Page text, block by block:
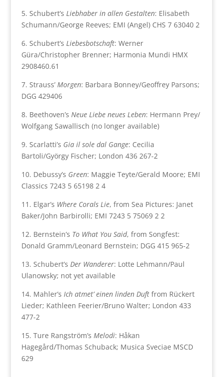
5. Schubert’s Liebhaber in allen Gestalten: Elisabeth
Schumann/George Reeves; EMI (Angel) CHS 7 63040 2
6. Schubert’s Liebesbotschaft: Werner
Güra/Christopher Brenner; Harmonia Mundi HMX
2908460.61
7. Strauss’ Morgen: Barbara Bonney/Geoffrey Parsons;
DGG 429406
8. Beethoven’s Neue Liebe neues Leben: Hermann Prey/
Wolfgang Sawallisch (no longer available)
9. Scarlatti’s Gia il sole dal Gange: Cecilia
Bartoli/György Fischer; London 436 267-2
10. Debussy’s Green: Maggie Teyte/Gerald Moore; EMI
Classics 7243 5 65198 2 4
11. Elgar’s Where Corals Lie, from Sea Pictures: Janet
Baker/John Barbirolli; EMI 7243 5 75069 2 2
12. Bernstein’s To What You Said, from Songfest:
Donald Gramm/Leonard Bernstein; DGG 415 965-2
13. Schubert’s Der Wanderer: Lotte Lehmann/Paul
Ulanowsky; not yet available
14. Mahler’s Ich atmet’ einen linden Duftfrom Rückert
Lieder; Kathleen Feerier/Bruno Walter; London 433
477-2
15. Ture Rangström’s Melodi: Håkan
Hagegård/Thomas Schuback; Musica Sveciae MSCD
629